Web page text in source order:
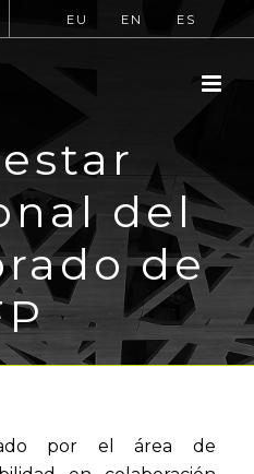
EU EN ES
del
de
por el área de